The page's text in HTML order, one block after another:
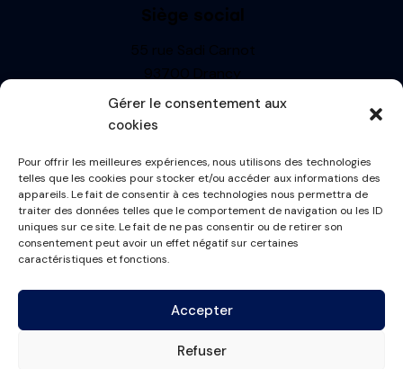
Gérer le consentement aux
cookies
Pour offrir les meilleures expériences, nous utilisons des technologies
telles que les cookies pour stocker et/ou accéder aux informations des
appareils. Le fait de consentir à ces technologies nous permettra de
traiter des données telles que le comportement de navigation ou les ID
uniques sur ce site. Le fait de ne pas consentir ou de retirer son
consentement peut avoir un effet négatif sur certaines
caractéristiques et fonctions.
Accepter
Refuser
Siège social
55 rue Sadi Carnot
93700 Drancy
Siren : 499710697
TVA: FR13499710697
Informations
Mentions Légales
Politique de cookies
Conditions générales
Contactez-nous
contact@france-masque.fr